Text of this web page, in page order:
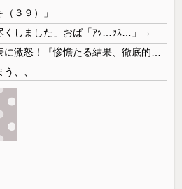
３９）」
くしました」おば「ｱｯ…ｯｽ…」→
韓国人「安貞桓が韓国代表に激怒！『惨憺たる結果、徹底的な刷新が必要だ』と監督や協会を痛烈批判」
、、